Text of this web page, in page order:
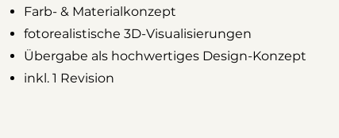
Farb- & Materialkonzept
fotorealistische 3D-Visualisierungen
Übergabe als hochwertiges Design-Konzept
inkl. 1 Revision